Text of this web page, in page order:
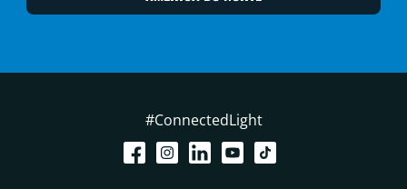
#ConnectedLight